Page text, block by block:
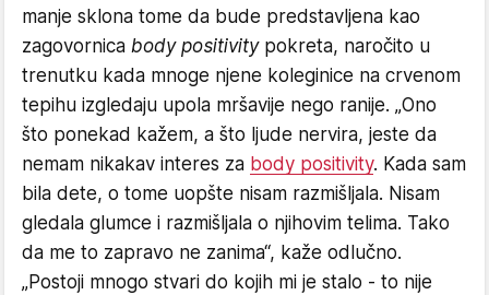
manje sklona tome da bude predstavljena kao
zagovornica body positivitypokreta, naročito u
trenutku kada mnoge njene koleginice na crvenom
tepihu izgledaju upola mršavije nego ranije. „Ono
što ponekad kažem, a što ljude nervira, jeste da
nemam nikakav interes za body positivity. Kada sam
bila dete, o tome uopšte nisam razmišljala. Nisam
gledala glumce i razmišljala o njihovim telima. Tako
da me to zapravo ne zanima“, kaže odlučno.
„Postoji mnogo stvari do kojih mi je stalo - to nije